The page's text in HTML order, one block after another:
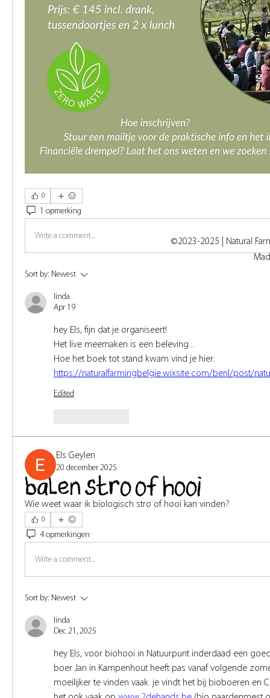
0
1 opmerking
Write a comment...
Sort by: Newest
linda
Apr 19
hey Els, fijn dat je organiseert!
Het live meemaken is een beleving...
https://naturalfarmingbelgie.wixsite.com/benl/post/
Edited
Els Geylen
20 december 2025
balen stro of hooi
Wie weet waar ik biologisch stro of hooi kan vinden?
0
4 opmerkingen
Write a comment...
Sort by: Newest
linda
Dec 21, 2025
hey Els, voor biohooi in Natuurpunt inderdaad een
boer Jan in Kampenhout heeft pas vanaf volgende
moeilijker te vinden vaak. je vindt het bij bioboeren en
©2023-2025 | Natural